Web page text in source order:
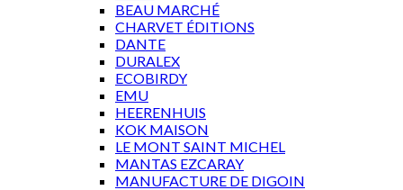
BEAU MARCHÉ
CHARVET ÉDITIONS
DANTE
DURALEX
ECOBIRDY
EMU
HEERENHUIS
KOK MAISON
LE MONT SAINT MICHEL
MANTAS EZCARAY
MANUFACTURE DE DIGOIN